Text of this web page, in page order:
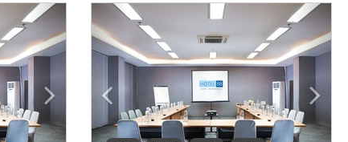
Next2 Previous Next2